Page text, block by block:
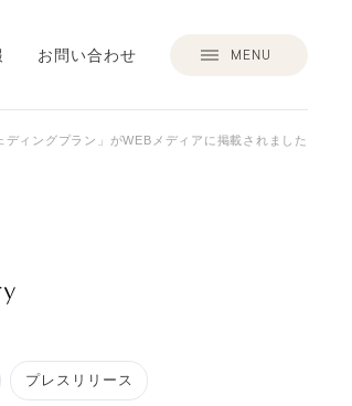
お問い合わせ MENU
ィングプラン」がWEBメディアに掲載されました
プレスリリース